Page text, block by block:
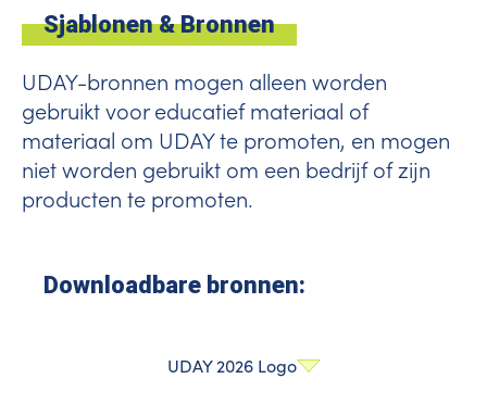
Sjablonen & Bronnen
UDAY-bronnen mogen alleen worden
gebruikt voor educatief materiaal of
materiaal om UDAY te promoten, en mogen
niet worden gebruikt om een bedrijf of zijn
producten te promoten.
Downloadbare bronnen:
UDAY 2026 Logo